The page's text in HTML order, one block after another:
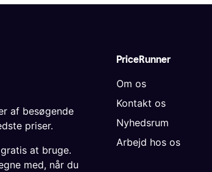
PriceRunner
Om os
Kontakt os
Nyhedsrum
Arbejd hos os
af besøgende
priser.
at bruge.
med, når du